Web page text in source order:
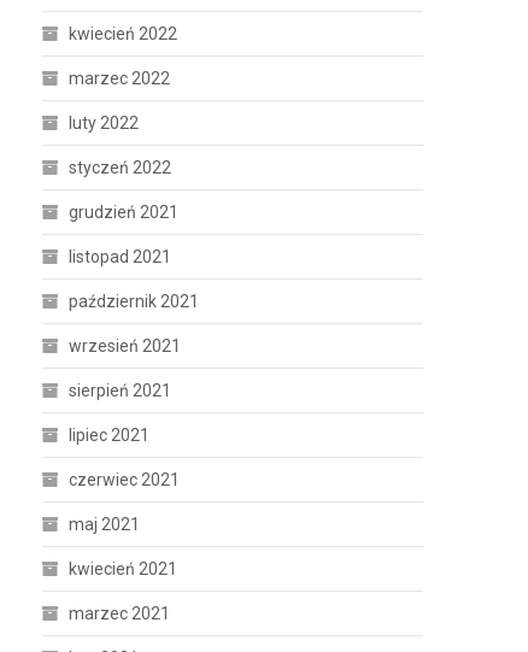
kwiecień 2022
marzec 2022
luty 2022
styczeń 2022
grudzień 2021
listopad 2021
październik 2021
wrzesień 2021
sierpień 2021
lipiec 2021
czerwiec 2021
maj 2021
kwiecień 2021
marzec 2021